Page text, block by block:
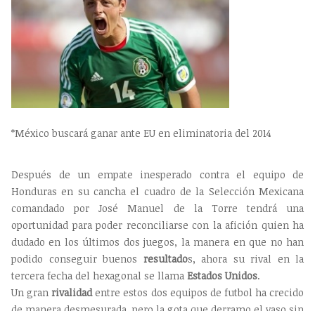
*México buscará ganar ante EU en eliminatoria del 2014
Después de un empate inesperado contra el equipo de
Honduras en su cancha el cuadro de la Selección Mexicana
comandado por José Manuel de la Torre tendrá una
oportunidad para poder reconciliarse con la afición quien ha
dudado en los últimos dos juegos, la manera en que no han
podido conseguir buenos resultados, ahora su rival en la
tercera fecha del hexagonal se llama Estados Unidos.
Un gran rivalidadentre estos dos equipos de futbol ha crecido